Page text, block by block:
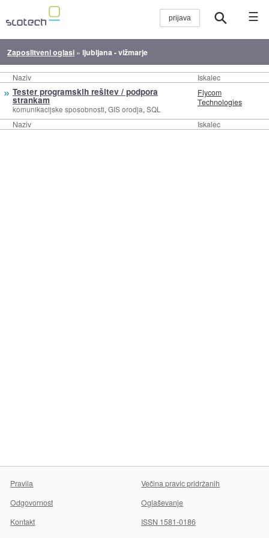
☰
Zaposlitveni oglasi »ljubljana - vižmarje
Naziv Iskalec
Naziv Iskalec
» Tester programskih rešitev / podpora
strankam
komunikacijske sposobnosti, GIS orodja, SQL
Flycom
Technologies
Pravila
Večina pravic pridržanih
Odgovornost
Oglaševanje
Kontakt
ISSN 1581-0186